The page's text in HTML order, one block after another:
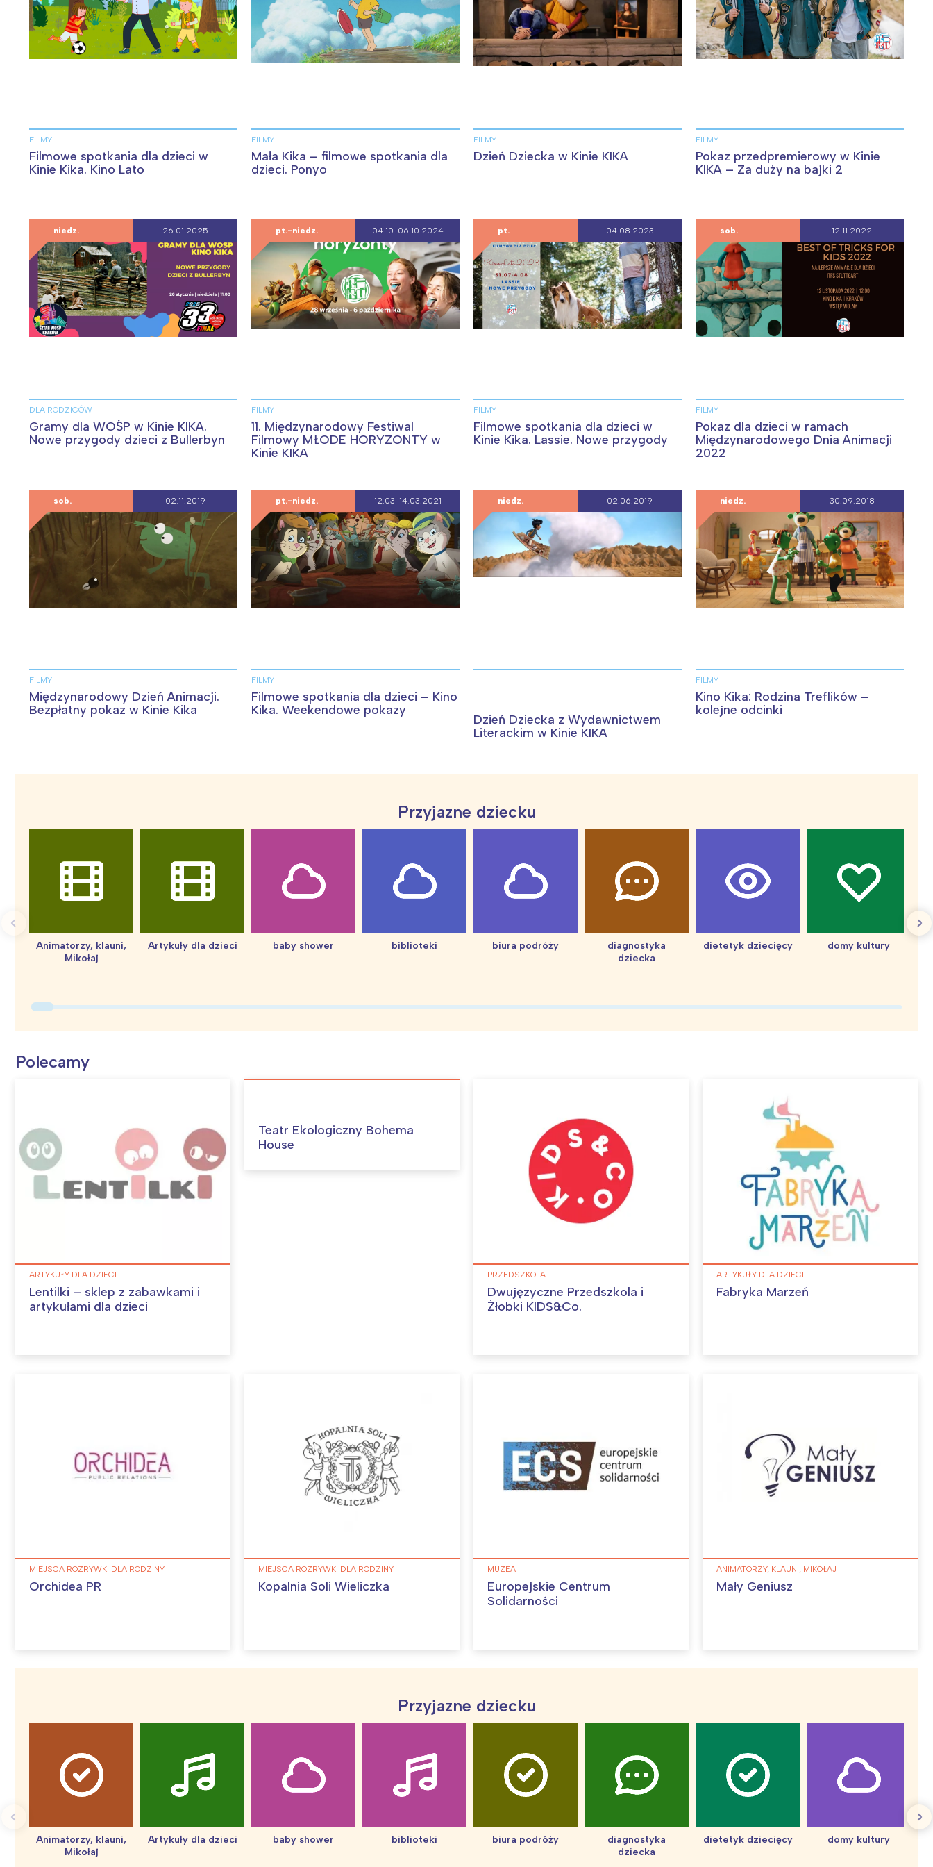
FILMY
Filmowe spotkania dla dzieci w
Kinie Kika. Kino Lato
FILMY
Mała Kika – filmowe spotkania dla
dzieci. Ponyo
FILMY
Dzień Dziecka w Kinie KIKA
FILMY
Pokaz przedpremierowy w Kinie
KIKA – Za duży na bajki 2
niedz. 26.01.2025
DLA RODZICÓW
Gramy dla WOŚP w Kinie KIKA.
Nowe przygody dzieci z Bullerbyn
pt.-niedz. 04.10-06.10.2024
FILMY
11. Międzynarodowy Festiwal
Filmowy MŁODE HORYZONTY w
Kinie KIKA
pt. 04.08.2023
FILMY
Filmowe spotkania dla dzieci w
Kinie Kika. Lassie. Nowe przygody
sob. 12.11.2022
FILMY
Pokaz dla dzieci w ramach
Międzynarodowego Dnia Animacji
2022
sob. 02.11.2019
FILMY
Międzynarodowy Dzień Animacji.
Bezpłatny pokaz w Kinie Kika
pt.-niedz. 12.03-14.03.2021
FILMY
Filmowe spotkania dla dzieci – Kino
Kika. Weekendowe pokazy
niedz. 02.06.2019
Dzień Dziecka z Wydawnictwem
Literackim w Kinie KIKA
niedz. 30.09.2018
FILMY
Kino Kika: Rodzina Treflików –
kolejne odcinki
Przyjazne dziecku
Animatorzy, klauni,
Mikołaj
Artykuły dla dzieci baby shower biblioteki biura podróży
diagnostyka
dziecka
dietetyk dziecięcy
domy kultury
Polecamy
ARTYKUŁY DLA DZIECI
Lentilki – sklep z zabawkami i
artykułami dla dzieci
Teatr Ekologiczny Bohema
House
PRZEDSZKOLA
Dwujęzyczne Przedszkola i
Żłobki KIDS&Co.
ARTYKUŁY DLA DZIECI
Fabryka Marzeń
MIEJSCA ROZRYWKI DLA RODZINY
Orchidea PR
MIEJSCA ROZRYWKI DLA RODZINY
Kopalnia Soli Wieliczka
MUZEA
Europejskie Centrum
Solidarności
ANIMATORZY, KLAUNI, MIKOŁAJ
Mały Geniusz
Przyjazne dziecku
Animatorzy, klauni,
Mikołaj
Artykuły dla dzieci baby shower biblioteki biura podróży
diagnostyka
dziecka
dietetyk dziecięcy
domy kultury
Warszawa
Trójmiasto
Śląsk
Południe
Północ